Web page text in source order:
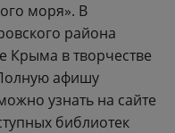
моря». В
района
Крыма в творчестве
афишу
узнать на сайте
библиотек